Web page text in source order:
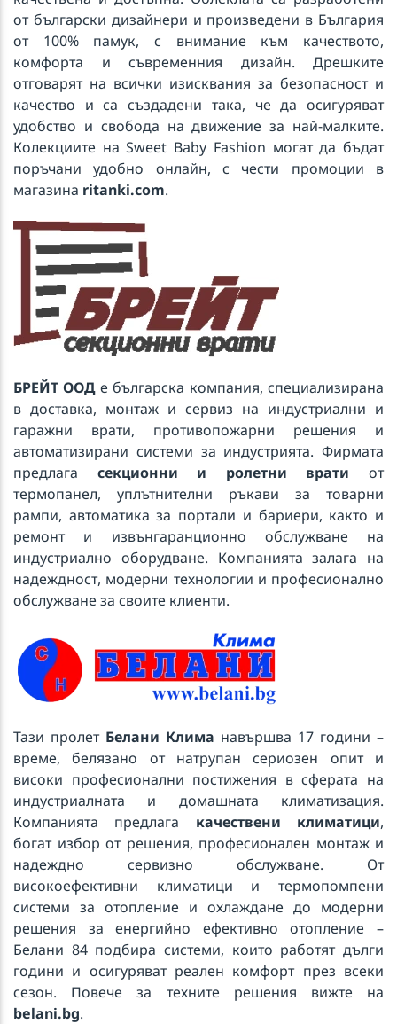
от български дизайнери и произведени в България
от 100% памук, с внимание към качеството,
комфорта и съвременния дизайн. Дрешките
отговарят на всички изисквания за безопасност и
качество и са създадени така, че да осигуряват
удобство и свобода на движение за най-малките.
Колекциите на Sweet Baby Fashion могат да бъдат
поръчани удобно онлайн, с чести промоции в
магазина ritanki.com.
БРЕЙТ ООДе българска компания, специализирана
в доставка, монтаж и сервиз на индустриални и
гаражни врати, противопожарни решения и
автоматизирани системи за индустрията. Фирмата
предлага секционни и ролетни врати от
термопанел, уплътнителни ръкави за товарни
рампи, автоматика за портали и бариери, както и
ремонт и извънгаранционно обслужване на
индустриално оборудване. Компанията залага на
надеждност, модерни технологии и професионално
обслужване за своите клиенти.
Тази пролет Белани Клима навършва 17 години –
време, белязано от натрупан сериозен опит и
високи професионални постижения в сферата на
индустриалната и домашната климатизация.
Компанията предлага качествени климатици,
богат избор от решения, професионален монтаж и
надеждно сервизно обслужване. От
високоефективни климатици и термопомпени
системи за отопление и охлаждане до модерни
решения за енергийно ефективно отопление –
Белани 84 подбира системи, които работят дълги
години и осигуряват реален комфорт през всеки
сезон. Повече за техните решения вижте на
belani.bg.